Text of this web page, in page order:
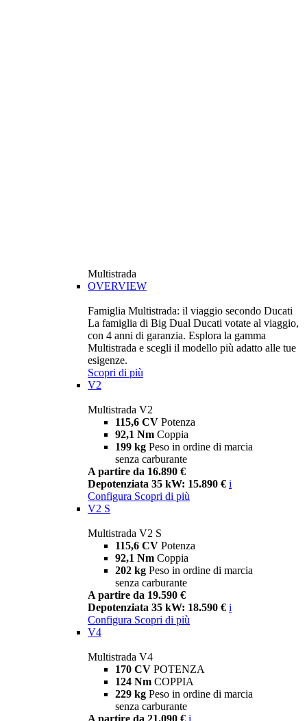
Multistrada
OVERVIEW
Famiglia Multistrada: il viaggio secondo Ducati
La famiglia di Big Dual Ducati votate al viaggio,
con 4 anni di garanzia. Esplora la gamma
Multistrada e scegli il modello più adatto alle tue
esigenze.
Scopri di più
V2
Multistrada V2
115,6 CV Potenza
92,1 Nm Coppia
199 kg Peso in ordine di marcia
senza carburante
A partire da 16.890 €
Depotenziata 35 kW: 15.890 € i
Configura Scopri di più
V2 S
Multistrada V2 S
115,6 CV Potenza
92,1 Nm Coppia
202 kg Peso in ordine di marcia
senza carburante
A partire da 19.590 €
Depotenziata 35 kW: 18.590 € i
Configura Scopri di più
V4
Multistrada V4
170 CV POTENZA
124 Nm COPPIA
229 kg Peso in ordine di marcia
senza carburante
A partire da 21.090 € i